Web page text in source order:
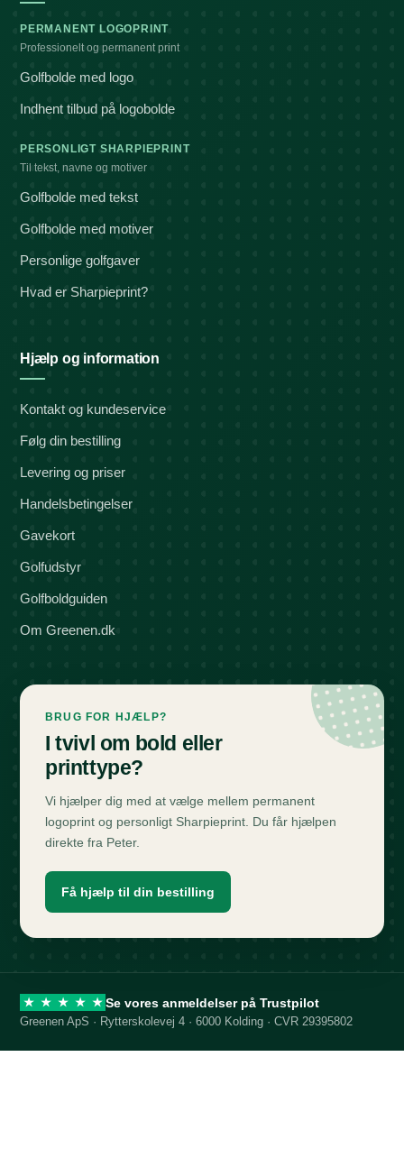
PERMANENT LOGOPRINT
Professionelt og permanent print
Golfbolde med logo
Indhent tilbud på logobolde
PERSONLIGT SHARPIEPRINT
Til tekst, navne og motiver
Golfbolde med tekst
Golfbolde med motiver
Personlige golfgaver
Hvad er Sharpieprint?
Hjælp og information
Kontakt og kundeservice
Følg din bestilling
Levering og priser
Handelsbetingelser
Gavekort
Golfudstyr
Golfboldguiden
Om Greenen.dk
BRUG FOR HJÆLP?
I tvivl om bold eller
printtype?
Vi hjælper dig med at vælge mellem permanent
logoprint og personligt Sharpieprint. Du får hjælpen
direkte fra Peter.
Få hjælp til din bestilling
Greenen ApS · Rytterskolevej 4 · 6000 Kolding · CVR 29395802
★ ★ ★ ★ ★ Se vores anmeldelser på Trustpilot